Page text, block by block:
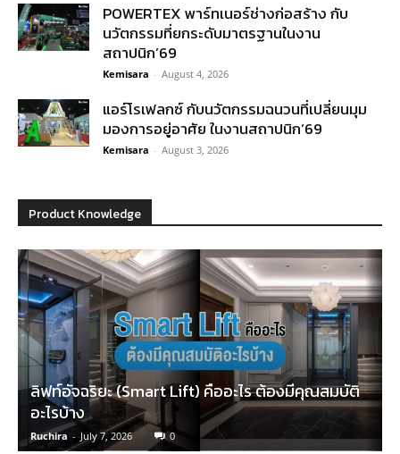
POWERTEX พาร์ทเนอร์ช่างก่อสร้าง กับ
นวัตกรรมที่ยกระดับมาตรฐานในงาน
สถาปนิก’69
Kemisara - August 4, 2026
แอร์โรเฟลกซ์ กับนวัตกรรมฉนวนที่เปลี่ยนมุม
มองการอยู่อาศัย ในงานสถาปนิก’69
Kemisara - August 3, 2026
Product Knowledge
ลิฟท์อัจฉริยะ (Smart Lift) คืออะไร ต้องมีคุณสมบัติ
อะไรบ้าง
Ruchira - July 7, 2026 0